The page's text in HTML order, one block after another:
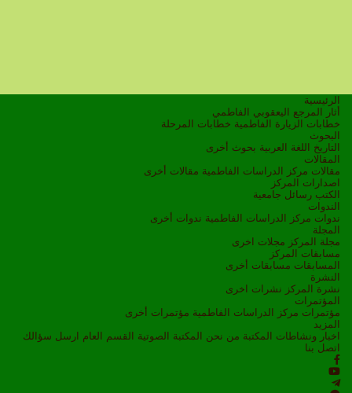
الرئيسية
أثار المرجع اليعقوبي الفاطمي
خطابات الزيارة الفاطمية خطابات المرحلة
البحوث
التاريخ
اللغة العربية بحوث أخرى
المقالات
مقالات مركز الدراسات الفاطمية مقالات أخرى
اصدارات المركز
الكتب رسائل جامعية
الندوات
ندوات مركز الدراسات الفاطمية ندوات أخرى
المجلة
مجلة المركز مجلات اخرى
مسابقات المركز
المسابقات مسابقات أخرى
النشرة
نشرة المركز نشرات اخرى
المؤتمرات
مؤتمرات مركز الدراسات الفاطمية مؤتمرات أخرى
المزيد
اخبار ونشاطات
المكتبة من نحن المكتبة الصوتية القسم العام ارسل سؤالك
اتصل بنا